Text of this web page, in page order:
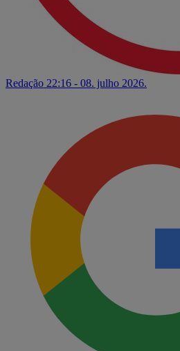
Redação 22:16 - 08. julho 2026.